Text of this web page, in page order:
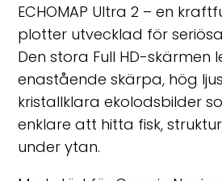
ECHOMAP Ultra 2 – en
plotter utvecklad för
Den stora Full HD-skärmen
enastående skärpa, hög
kristallklara ekolodsbilder
enklare att hitta fisk,
under ytan.